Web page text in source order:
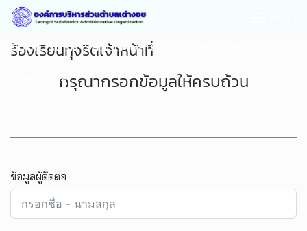
องค์การบริหารส่วนตำบลเต่างอย อ.เต่างอย
จ.สกลนคร
ร้องเรียนทุจริตเจ้าหน้าที่
กรุณากรอกข้อมูลให้ครบถ้วน
ข้อมูลผู้ติดต่อ